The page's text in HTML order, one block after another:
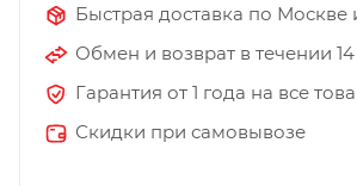
Быстрая доставка по Москве
Обмен и возврат в течении
Гарантия от 1 года на все
Скидки при самовывозе